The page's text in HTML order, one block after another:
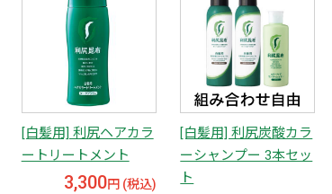
[白髪用] 利尻ヘアカラ
ートリートメント
3,300円 (税込)
[白髪用] 利尻炭酸カラ
ーシャンプー 3本セッ
ト